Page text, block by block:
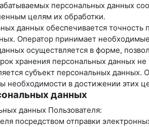
персональных данных
целям их обработки.
данных обеспечивается
Оператор принимает
осуществляется в форме,
хранения персональных данных
субъект персональных
необходимости в достижении этих
данных
данных Пользователя:
посредством отправки